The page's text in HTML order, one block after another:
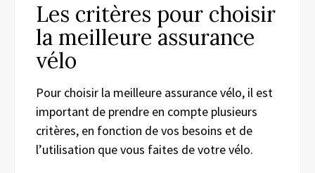
Les critères pour choisir
la meilleure assurance
vélo
Pour choisir la meilleure assurance vélo, il est
important de prendre en compte plusieurs
critères, en fonction de vos besoins et de
l’utilisation que vous faites de votre vélo.